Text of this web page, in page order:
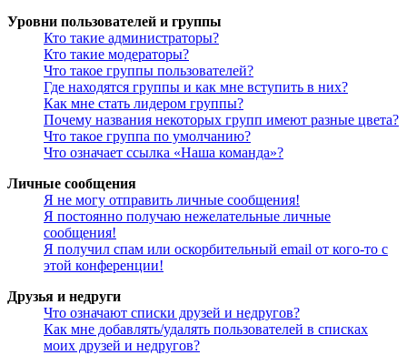
Уровни пользователей и группы
Кто такие администраторы?
Кто такие модераторы?
Что такое группы пользователей?
Где находятся группы и как мне вступить в них?
Как мне стать лидером группы?
Почему названия некоторых групп имеют разные цвета?
Что такое группа по умолчанию?
Что означает ссылка «Наша команда»?
Личные сообщения
Я не могу отправить личные сообщения!
Я постоянно получаю нежелательные личные
сообщения!
Я получил спам или оскорбительный email от кого-то с
этой конференции!
Друзья и недруги
Что означают списки друзей и недругов?
Как мне добавлять/удалять пользователей в списках
моих друзей и недругов?